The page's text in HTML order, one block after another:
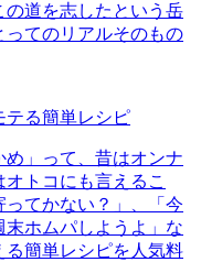
の道を志したという岳
ってのリアルそのもの
テる簡単レシピ
め」って、昔はオンナ
トコにも言えるこ
てかない？」、「今
ホムパしようよ」な
る簡単レシピを人気料